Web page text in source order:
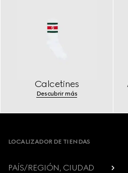
Calcetines
Descubrir más
Footer
LOCALIZADOR DE TIENDAS
PAÍS/REGIÓN, CIUDAD